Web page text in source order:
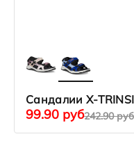
Сандалии X-
242.90 руб
99.90 руб